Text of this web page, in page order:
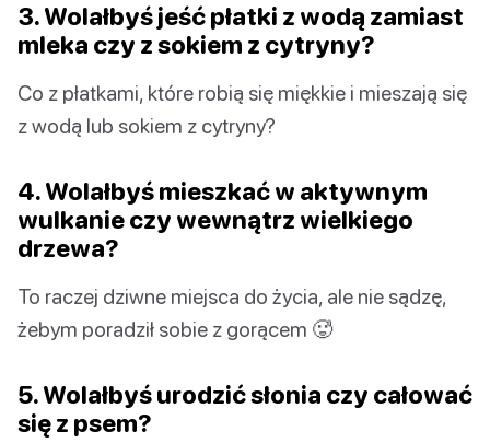
3. Wolałbyś jeść płatki z wodą zamiast
mleka czy z sokiem z cytryny?
Co z płatkami, które robią się miękkie i mieszają się
z wodą lub sokiem z cytryny?
4. Wolałbyś mieszkać w aktywnym
wulkanie czy wewnątrz wielkiego
drzewa?
To raczej dziwne miejsca do życia, ale nie sądzę,
żebym poradził sobie z gorącem 🥵
5. Wolałbyś urodzić słonia czy całować
się z psem?